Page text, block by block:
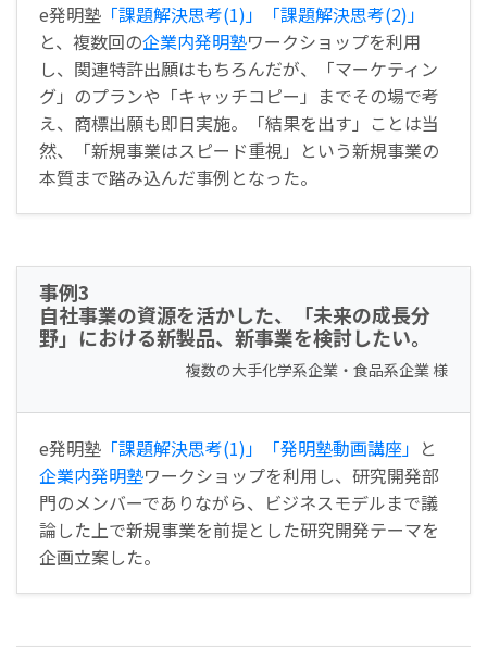
e発明塾 「課題解決思考(1)」
「課題解決思考(2)」
と、複数回の企業内発明塾ワークショップを利用
し、関連特許出願はもちろんだが、「マーケティン
グ」のプランや「キャッチコピー」までその場で考
え、商標出願も即日実施。「結果を出す」ことは当
然、「新規事業はスピード重視」という新規事業の
本質まで踏み込んだ事例となった。
事例3
自社事業の資源を活かした、「未来の成長分
野」における新製品、新事業を検討したい。
複数の大手化学系企業・食品系企業 様
e発明塾 「課題解決思考(1)」 「発明塾動画講座」 と
企業内発明塾ワークショップを利用し、研究開発部
門のメンバーでありながら、ビジネスモデルまで議
論した上で新規事業を前提とした研究開発テーマを
企画立案した。